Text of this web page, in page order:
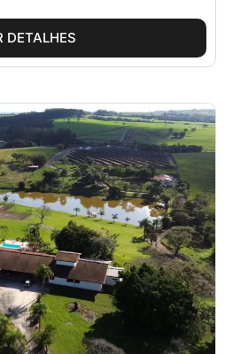
DETALHES